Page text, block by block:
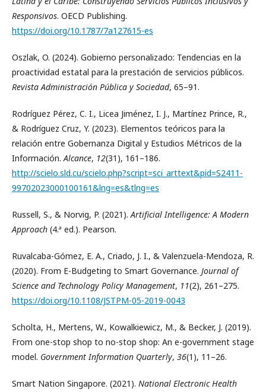
Responsivos. OECD Publishing.
https://doi.org/10.1787/7a127615-es
Oszlak, O. (2024). Gobierno personalizado: Tendencias en la
proactividad estatal para la prestación de servicios públicos.
Revista Administración Pública y Sociedad, 65–91.
Rodríguez Pérez, C. I., Licea Jiménez, I. J., Martínez Prince, R.,
& Rodríguez Cruz, Y. (2023). Elementos teóricos para la
relación entre Gobernanza Digital y Estudios Métricos de la
Información.Alcance, 12(31), 161–186.
http://scielo.sld.cu/scielo.php?script=sci_arttext&pid=S2411-
99702023000100161&lng=es&tlng=es
Russell, S., & Norvig, P. (2021).Artificial Intelligence: A Modern
Approach (4.ª ed.). Pearson.
Ruvalcaba-Gómez, E. A., Criado, J. I., & Valenzuela-Mendoza, R.
(2020). From E-Budgeting to Smart Governance. Journal of
Science and Technology Policy Management, 11(2), 261–275.
https://doi.org/10.1108/JSTPM-05-2019-0043
Scholta, H., Mertens, W., Kowalkiewicz, M., & Becker, J. (2019).
From one-stop shop to no-stop shop: An e-government stage
model. Government Information Quarterly, 36(1), 11–26.
Smart Nation Singapore. (2021). National Electronic Health